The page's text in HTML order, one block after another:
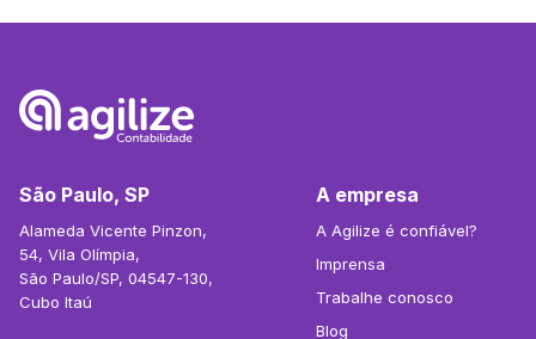
São Paulo, SP
Alameda Vicente Pinzon,
54, Vila Olímpia,
São Paulo/SP, 04547-130,
Cubo Itaú
A empresa
A Agilize é confiável?
Imprensa
Trabalhe conosco
Blog